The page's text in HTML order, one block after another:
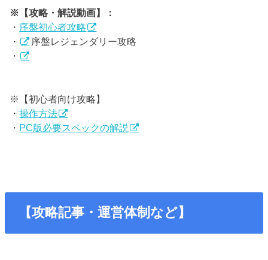
※【攻略・解説動画】：
・ 序盤初心者攻略
・
序盤レジェンダリー攻略
・
※【初心者向け攻略】
・操作方法
・ PC版必要スペックの解説
【攻略記事・運営体制など】